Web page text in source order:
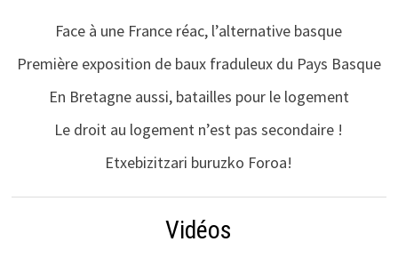
Face à une France réac, l’alternative basque
Première exposition de baux fraduleux du Pays Basque
En Bretagne aussi, batailles pour le logement
Le droit au logement n’est pas secondaire !
Etxebizitzari buruzko Foroa!
Vidéos